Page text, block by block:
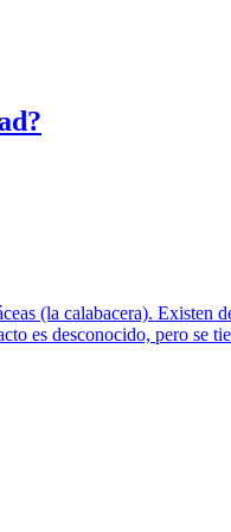
(la calabacera).
es desconocido, pero se